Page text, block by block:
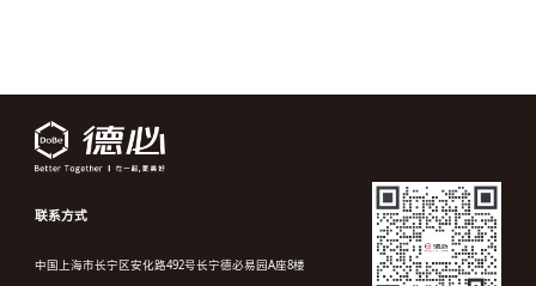
联系方式
中国上海市长宁区安化路492号长宁德必易园A座8楼